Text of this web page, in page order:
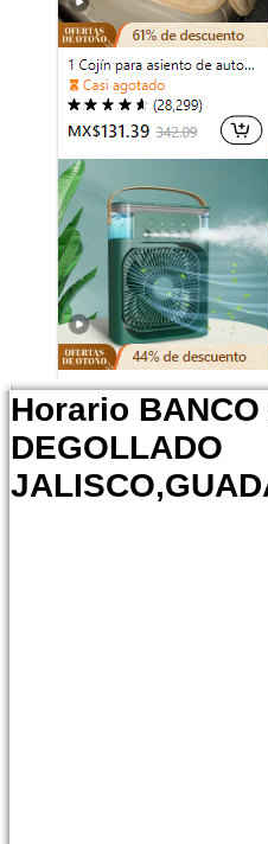
Horario BANCO
DEGOLLADO